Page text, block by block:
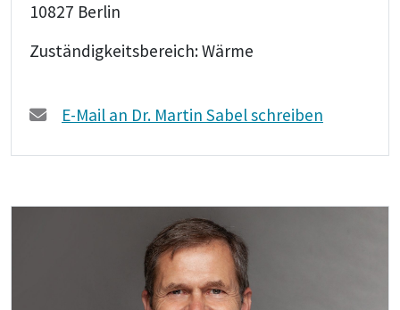
10827 Berlin
Zuständigkeitsbereich: Wärme
E-Mail an Dr. Martin Sabel schreiben